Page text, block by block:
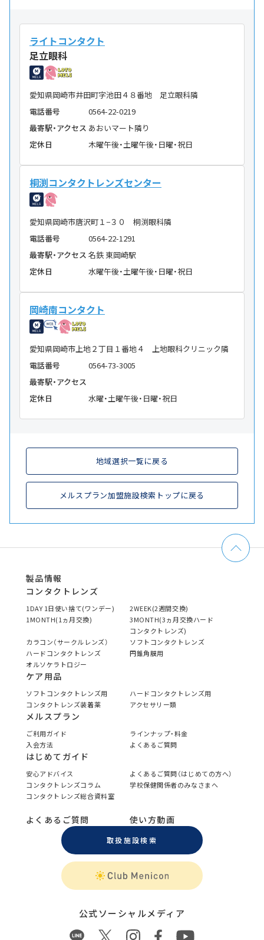
ライトコンタクト
足立眼科
愛知県岡崎市井田町字池田４８番地 足立眼科隣
電話番号
0564-22-0219
最寄駅・アクセス あおいマート隣り
定休日
木曜午後・土曜午後・日曜・祝日
桐渕コンタクトレンズセンター
愛知県岡崎市唐沢町１−３０ 桐渕眼科隣
電話番号
0564-22-1291
最寄駅・アクセス 名鉄 東岡崎駅
定休日
水曜午後・土曜午後・日曜・祝日
岡崎南コンタクト
愛知県岡崎市上地２丁目１番地４ 上地眼科クリニック隣
電話番号
0564-73-3005
最寄駅・アクセス
定休日
水曜・土曜午後・日曜・祝日
地域選択一覧に戻る
メルスプラン加盟施設検索トップに戻る
製品情報
コンタクトレンズ
1DAY 1日使い捨て(ワンデー)
2WEEK(2週間交換)
1MONTH(1ヵ月交換)
3MONTH(3ヵ月交換ハード
コンタクトレンズ)
カラコン（サークルレンズ）
ソフトコンタクトレンズ
ハードコンタクトレンズ
円錐角膜用
オルソケラトロジー
ケア用品
ソフトコンタクトレンズ用
ハードコンタクトレンズ用
コンタクトレンズ装着薬
アクセサリー類
メルスプラン
ご利用ガイド
ラインナップ・料金
入会方法
よくあるご質問
はじめてガイド
安心アドバイス
よくあるご質問（はじめての方へ）
コンタクトレンズコラム
学校保健関係者のみなさまへ
コンタクトレンズ総合資料室
よくあるご質問 使い方動画
取扱施設検索
公式ソーシャルメディア